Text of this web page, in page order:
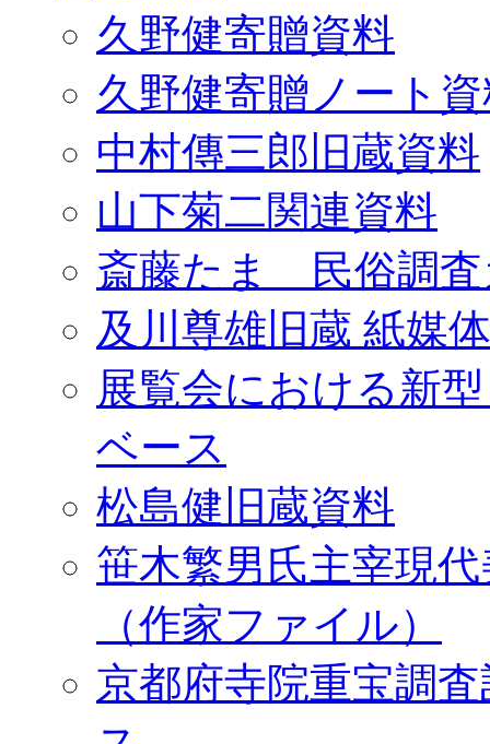
久野健寄贈資料
久野健寄贈ノート
中村傳三郎旧蔵資料
山下菊二関連資料
斎藤たま 民俗調査
及川尊雄旧蔵 紙媒
展覧会における新
ベース
松島健旧蔵資料
笹木繁男氏主宰現
（作家ファイル）
京都府寺院重宝調